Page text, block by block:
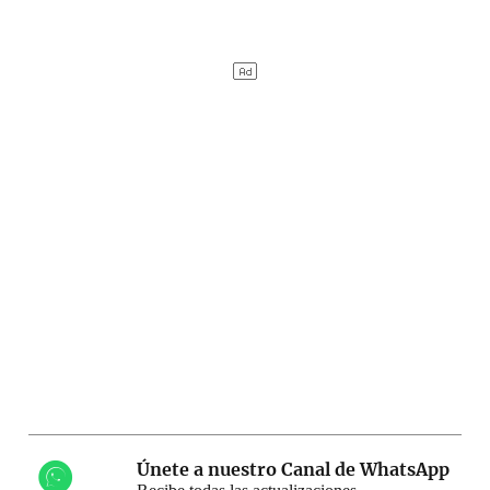
Únete a nuestro Canal de WhatsApp